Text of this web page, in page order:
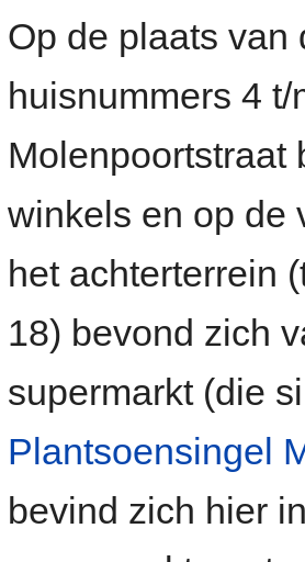
Op de plaats
huisnummers 4
Molenpoortstraat
winkels en op de
het achterterrein
18) bevond zich
supermarkt (die
Plantsoensingel
bevind zich hier